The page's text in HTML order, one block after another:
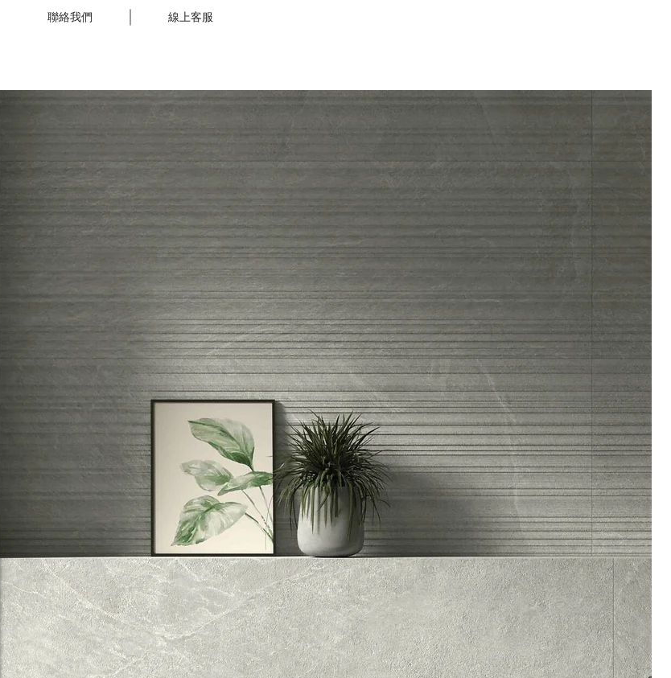
聯絡我們 線上客服